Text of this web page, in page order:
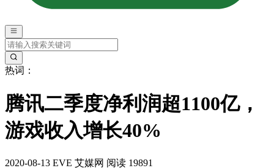
热词：
腾讯二季度净利润超1100亿，
游戏收入增长40%
2020-08-13 EVE 艾媒网 阅读 19891